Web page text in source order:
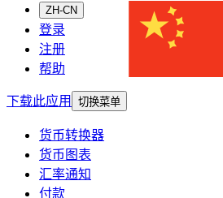
ZH-CN
登录
注册
帮助
下载此应用
切换菜单
货币转换器
货币图表
汇率通知
付款